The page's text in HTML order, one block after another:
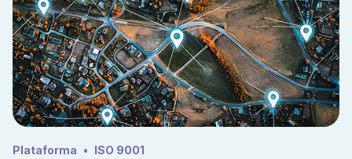
Plataforma • ISO 9001